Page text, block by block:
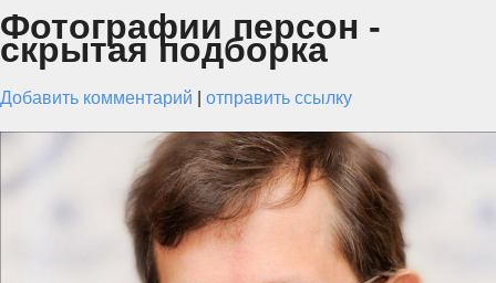
Фотографии персон -
скрытая подборка
Добавить комментарий отправить ссылку